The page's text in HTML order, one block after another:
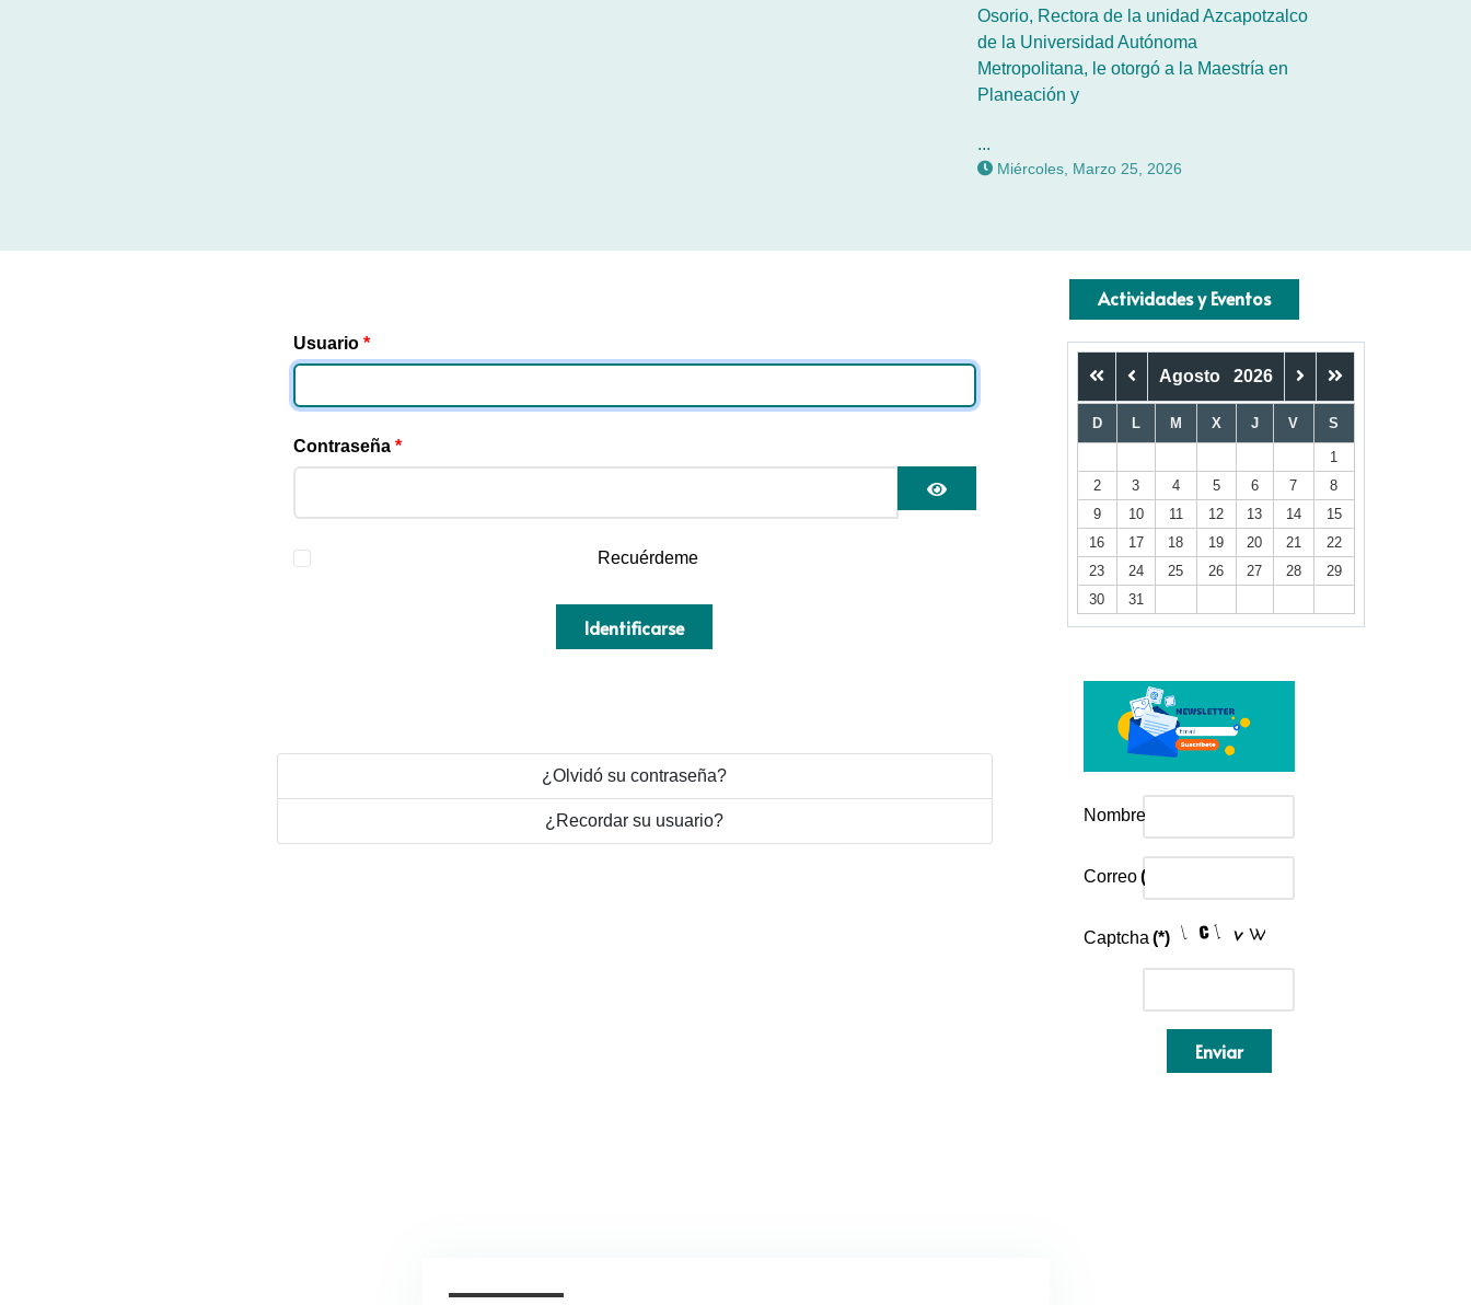
Osorio, Rectora de la unidad Azcapotzalco
de la Universidad Autónoma
Metropolitana, le otorgó a la Maestría en
Planeación y
...
Miércoles, Marzo 25, 2026
Usuario*
Contraseña*
Mostrar contraseña
Recuérdeme
Identificarse
¿Olvidó su contraseña?
¿Recordar su usuario?
Actividades y Eventos
Agosto 2026
D L M X J V S
1
2
3 4 5 6 7
8
9
10 11 12 13 14
15
16
17 18 19 20 21
22
23
24 25 26 27 28
29
30
31
Nombre
Correo(*)
Captcha (*)
Enviar